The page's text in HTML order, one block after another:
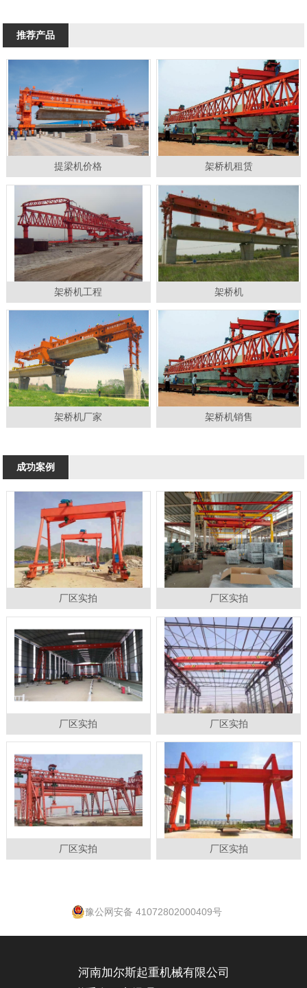
推荐产品
提梁机价格 架桥机租赁
架桥机工程 架桥机
架桥机厂家 架桥机销售
成功案例
厂区实拍 厂区实拍
厂区实拍 厂区实拍
厂区实拍 厂区实拍
豫公网安备 41072802000409号
河南加尔斯起重机械有限公司